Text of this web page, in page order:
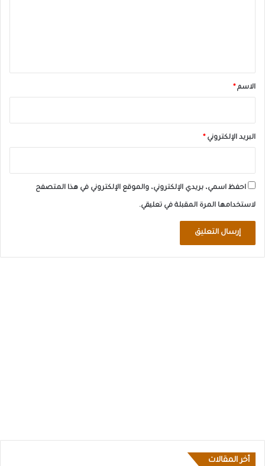
*الاسم *
البريد الإلكتروني *
احفظ اسمي، بريدي الإلكتروني، والموقع الإلكتروني في هذا المتصفح
لاستخدامها المرة المقبلة في تعليقي.
أخر المقالات